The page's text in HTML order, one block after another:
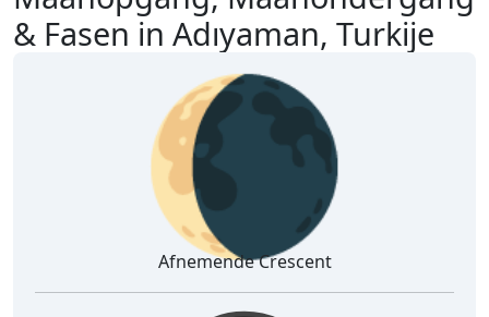
& Fasen in Adıyaman, Turkije
🌘
Afnemende Crescent